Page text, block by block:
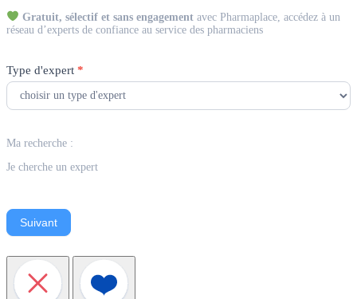
Gratuit, sélectif et sans engagementavec Pharmaplace, accédez à un
réseau d’experts de confiance au service des pharmaciens
Type d'expert *
Ma recherche :
Je cherche un expert
Suivant